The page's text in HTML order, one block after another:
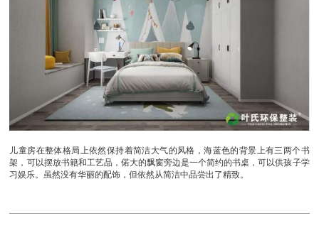
儿童房在整体格局上依然保持着简洁大气的风格，海蓝色的背景上有三两个书
架，可以摆放书籍和工艺品，偌大的飘窗旁边是一个简约的书桌，可以供孩子学
习娱乐。虽然没有华丽的配饰，但依然从简洁中品尝出了精致。